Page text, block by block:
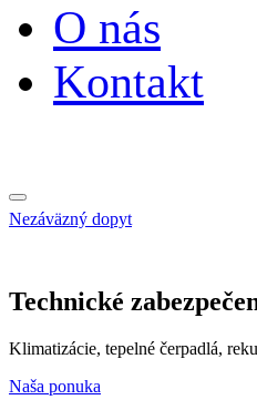
O nás
Kontakt
Nezáväzný dopyt
Technické
Klimatizácie, tepelné čerpadlá,
Naša ponuka